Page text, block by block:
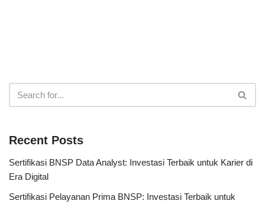
Recent Posts
Sertifikasi BNSP Data Analyst: Investasi Terbaik untuk Karier di
Era Digital
Sertifikasi Pelayanan Prima BNSP: Investasi Terbaik untuk